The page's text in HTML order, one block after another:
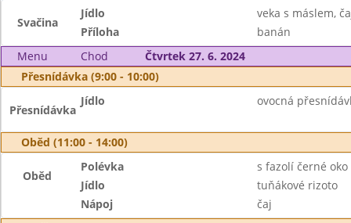
Svačina
Jídlo
veka s máslem,
Příloha
banán
Menu
Chod
Čtvrtek 27. 6. 2024
Přesnídávka (9:00 - 10:00)
Přesnídávka
Jídlo ovocná
Oběd (11:00 - 14:00)
Oběd
Polévka
s fazolí černé oko
Jídlo
tuňákové rizoto
Nápoj
čaj